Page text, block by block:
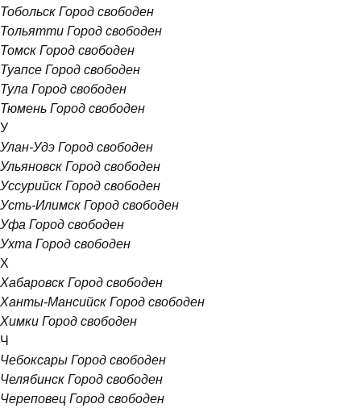
Тобольск Город свободен
Тольятти Город свободен
Томск Город свободен
Туапсе Город свободен
Тула Город свободен
Тюмень Город свободен
У
Улан-Удэ Город свободен
Ульяновск Город свободен
Уссурийск Город свободен
Усть-Илимск Город свободен
Уфа Город свободен
Ухта Город свободен
Х
Хабаровск Город свободен
Ханты-Мансийск Город свободен
Химки Город свободен
Ч
Чебоксары Город свободен
Челябинск Город свободен
Череповец Город свободен